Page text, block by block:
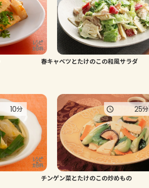
春キャベツとたけのこの和風サラダ
10分
チンゲン菜とたけのこの炒めもの
25分